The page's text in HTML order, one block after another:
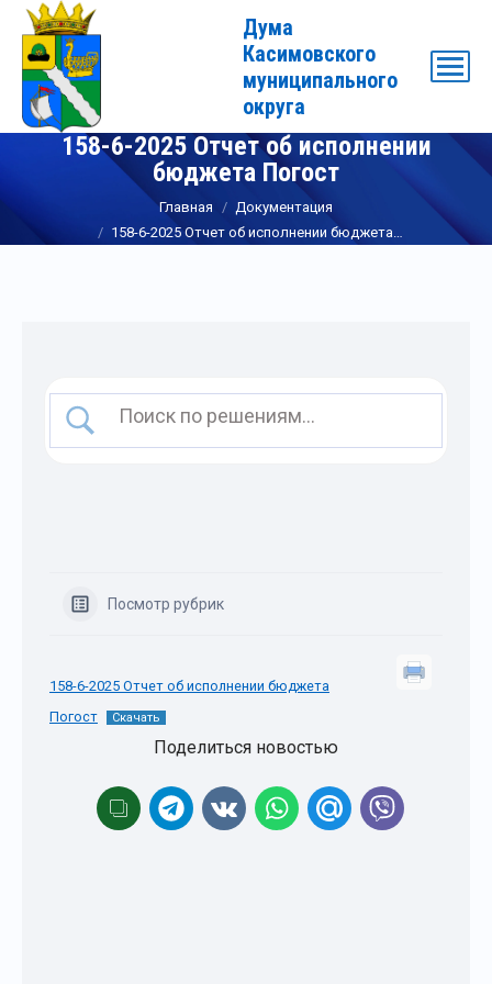
Дума
Касимовского
муниципального
округа
158-6-2025 Отчет об исполнении
бюджета Погост
Главная
Документация
158-6-2025 Отчет об исполнении бюджета…
Посмотр рубрик
158-6-2025 Отчет об исполнении бюджета
Погост
Скачать
Поделиться новостью